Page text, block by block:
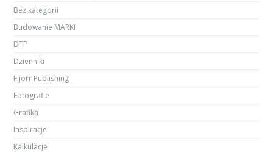
Bez kategorii
Budowanie MARKI
DTP
Dzienniki
Fijorr Publishing
Fotografie
Grafika
Inspiracje
Kalkulacje